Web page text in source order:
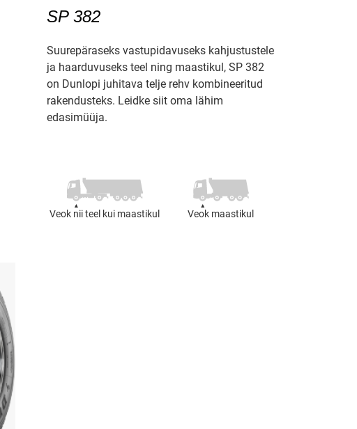
SP 382
Suurepäraseks vastupidavuseks kahjustustele
ja haarduvuseks teel ning maastikul, SP 382
on Dunlopi juhitava telje rehv kombineeritud
rakendusteks. Leidke siit oma lähim
edasimüüja.
Veok nii teel kui maastikul Veok maastikul